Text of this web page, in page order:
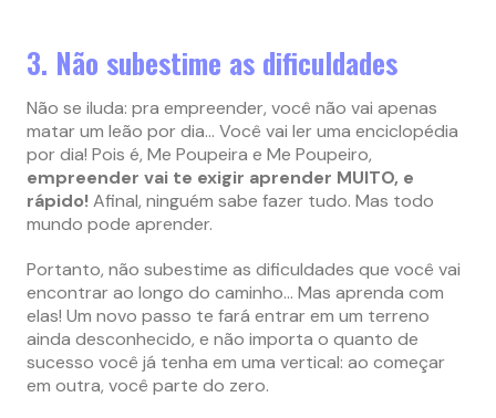
3. Não subestime as dificuldades
Não se iluda: pra empreender, você não vai apenas
matar um leão por dia… Você vai ler uma enciclopédia
por dia! Pois é, Me Poupeira e Me Poupeiro,
empreender vai te exigir aprender MUITO, e
rápido!Afinal, ninguém sabe fazer tudo. Mas todo
mundo pode aprender.
Portanto, não subestime as dificuldades que você vai
encontrar ao longo do caminho… Mas aprenda com
elas! Um novo passo te fará entrar em um terreno
ainda desconhecido, e não importa o quanto de
sucesso você já tenha em uma vertical: ao começar
em outra, você parte do zero.